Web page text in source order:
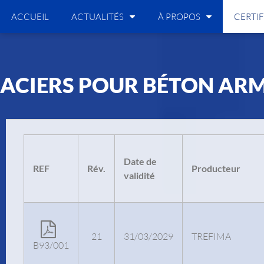
ACCUEIL ACTUALITÉS À PROPOS
ACIERS POUR BÉTON
REF Rév.
Date de
validité
Producteur
B93/001
21 31/03/2029 TREFIMA